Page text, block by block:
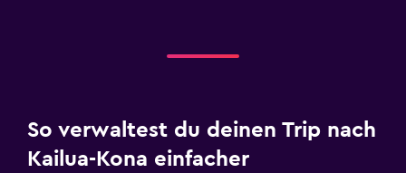
So verwaltest du deinen Trip nach
Kailua-Kona einfacher